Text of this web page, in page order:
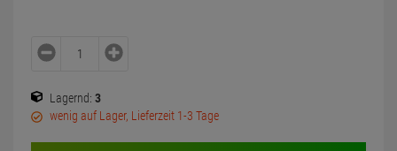
Lagernd: 3
wenig auf Lager, Lieferzeit 1-3 Tage